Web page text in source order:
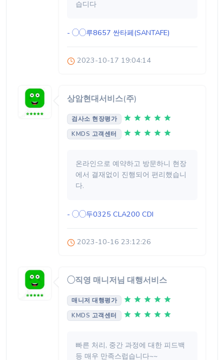
습디다
- ◯◯루8657 싼타페(SANTAFE)
2023-10-17 19:04:14
상암현대서비스(주)
검사소 현장평가
KMDS 고객센터
온라인으로 예약하고 방문하니 현장
에서 결재없이 진행되어 편리했습니
다.
- ◯◯두0325 CLA200 CDI
2023-10-16 23:12:26
◯직영 매니저님 대행서비스
매니저 대행평가
KMDS 고객센터
빠른 처리, 중간 과정에 대한 피드백
등 매우 만족스럽습니다~~